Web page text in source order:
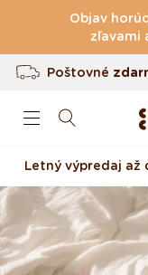
Preskočiť na
Objav
zľavami
Poštovné
Vrátenie tovaru
Originálny
Letný výpredaj až